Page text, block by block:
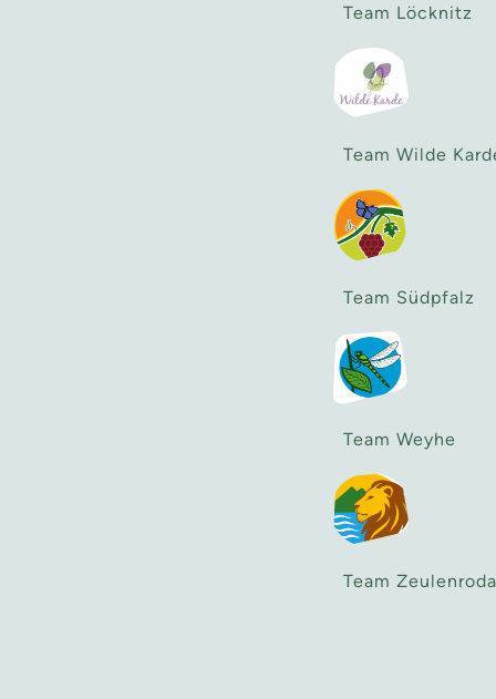
Team Löcknitz
Team Wilde
Team Südpfalz
Team Weyhe
Team Zeulenroda